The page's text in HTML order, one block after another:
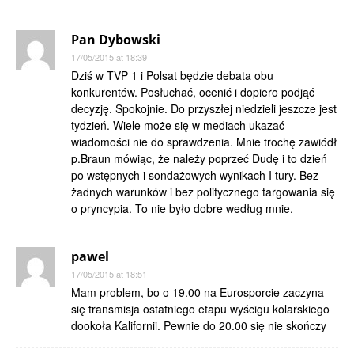
Pan Dybowski
17/05/2015 at 18:39
Dziś w TVP 1 i Polsat będzie debata obu
konkurentów. Posłuchać, ocenić i dopiero podjąć
decyzję. Spokojnie. Do przyszłej niedzieli jeszcze jest
tydzień. Wiele może się w mediach ukazać
wiadomości nie do sprawdzenia. Mnie trochę zawiódł
p.Braun mówiąc, że należy poprzeć Dudę i to dzień
po wstępnych i sondażowych wynikach I tury. Bez
żadnych warunków i bez politycznego targowania się
o pryncypia. To nie było dobre według mnie.
pawel
17/05/2015 at 18:51
Mam problem, bo o 19.00 na Eurosporcie zaczyna
się transmisja ostatniego etapu wyścigu kolarskiego
dookoła Kalifornii. Pewnie do 20.00 się nie skończy